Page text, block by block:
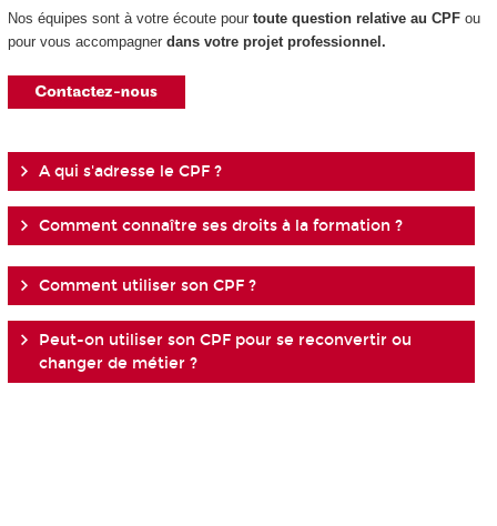
Nos équipes sont à votre écoute pourtoute question relative au CPF ou
pour vous accompagnerdans votre projet professionnel.
A qui s'adresse le CPF ?
Comment connaître ses droits à la formation ?
Comment utiliser son CPF ?
Peut-on utiliser son CPF pour se reconvertir ou
changer de métier ?